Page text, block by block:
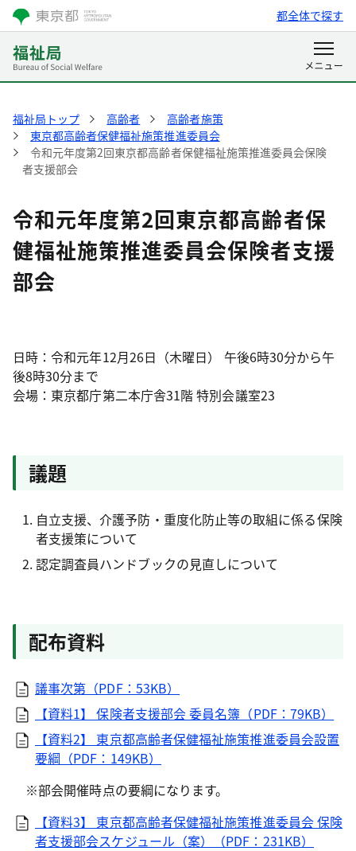
都全体で探す
福祉局トップ 高齢者
高齢者施策
東京都高齢者保健福祉施策推進委員会
令和元年度第2回東京都高齢者保健福祉施策推進委員会保険
者支援部会
令和元年度第2回東京都高齢者保
健福祉施策推進委員会保険者支援
部会
日時：令和元年12月26日（木曜日） 午後6時30分から午
後8時30分まで
会場：東京都庁第二本庁舎31階 特別会議室23
議題
自立支援、介護予防・重度化防止等の取組に係る保険
者支援策について
認定調査員ハンドブックの見直しについて
配布資料
議事次第（PDF：53KB）
【資料1】 保険者支援部会 委員名簿（PDF：79KB）
【資料2】 東京都高齢者保健福祉施策推進委員会設置
要綱（PDF：149KB）
※部会開催時点の要綱になります。
【資料3】 東京都高齢者保健福祉施策推進委員会 保険
者支援部会スケジュール（案）（PDF：231KB）